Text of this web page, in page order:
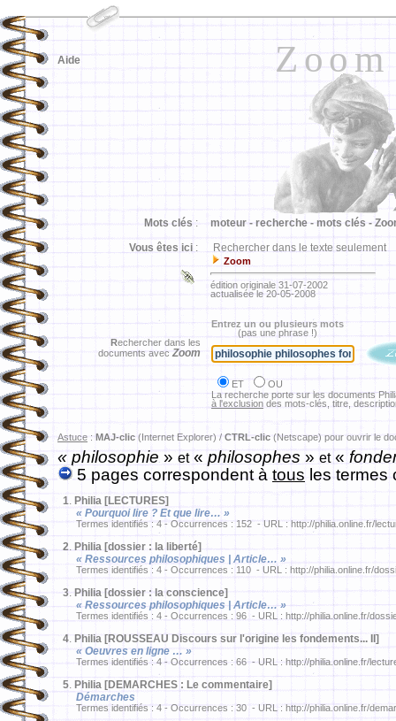
Zoom
Aide
Mots clés : moteur - recherche - mots clés -
Vous êtes ici : Rechercher dans le texte seulement
Zoom
édition originale 31-07-2002
actualisée le 20-05-2008
Rechercher dans les
documents avec Zoom
Entrez un ou plusieurs mots
(pas une phrase !)
ET
OU
La recherche porte sur les documents
à l'exclusion des mots-clés, titre,
Astuce : MAJ-clic (Internet Explorer) / CTRL-clic (Netscape) pour ouvrir le
« philosophie » et« philosophes » et«
5 pages correspondent à tous les termes
1. Philia [LECTURES]
« Pourquoi lire ? Et que lire… »
Termes identifiés : 4 - Occurrences : 152 - URL : http://philia.online.fr/
2. Philia [dossier : la liberté]
« Ressources philosophiques | Article… »
Termes identifiés : 4 - Occurrences : 110 - URL : http://philia.online.fr/
3. Philia [dossier : la conscience]
« Ressources philosophiques | Article… »
Termes identifiés : 4 - Occurrences : 96 - URL : http://philia.online.fr/
4. Philia [ROUSSEAU Discours sur l'origine les fondements... II]
« Oeuvres en ligne … »
Termes identifiés : 4 - Occurrences : 66 - URL : http://philia.online.fr/
5. Philia [DEMARCHES : Le commentaire]
Démarches
Termes identifiés : 4 - Occurrences : 30 - URL : http://philia.online.fr/